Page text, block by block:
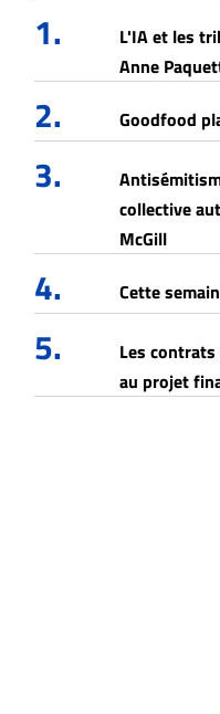
1.
L'IA et les
Anne
2. Goodfood
3.
collective
McGill
4. Cette
5.
Les
au projet